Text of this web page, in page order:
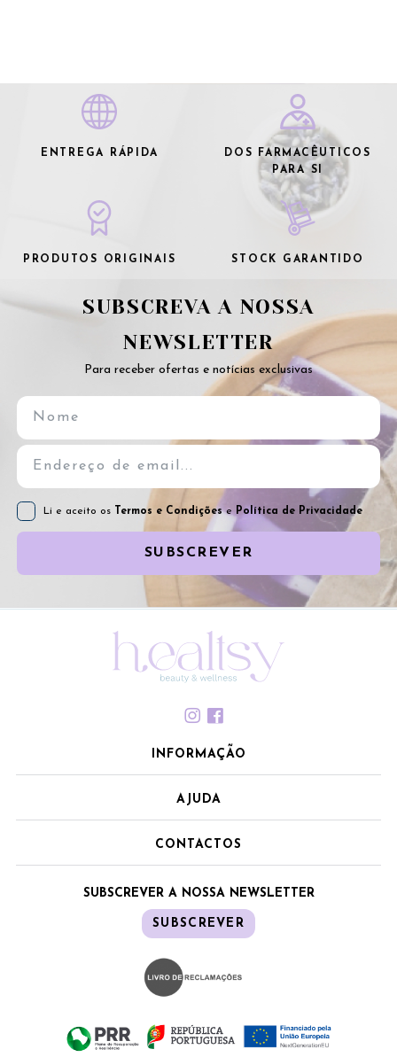
ENTREGA RÁPIDA
DOS FARMACÊUTICOS
PARA SI
PRODUTOS ORIGINAIS STOCK GARANTIDO
SUBSCREVA A NOSSA
NEWSLETTER
Para receber ofertas e notícias exclusivas
Li e aceito os Termos e Condiçõese Política de Privacidade
SUBSCREVER
INFORMAÇÃO
AJUDA
CONTACTOS
SUBSCREVER A NOSSA NEWSLETTER
SUBSCREVER